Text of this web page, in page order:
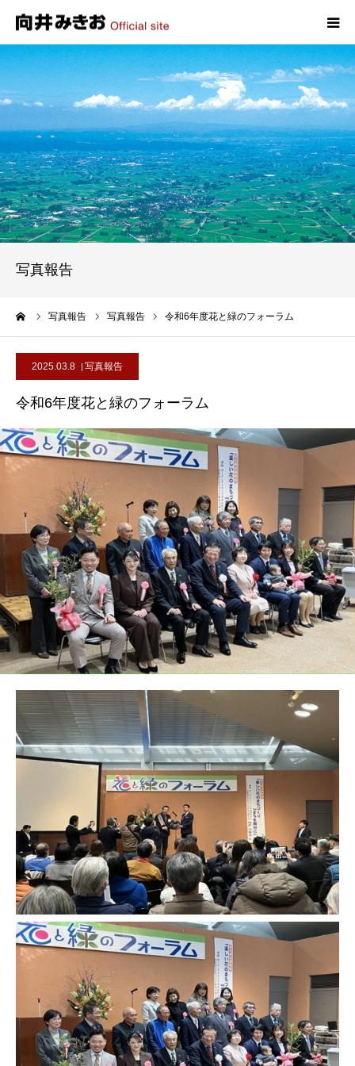
写真報告
写真報告 写真報告 令和6年度花と緑のフォーラム
2025.03.8 写真報告
令和6年度花と緑のフォーラム
HOME
プロフィール
政策
活動報告